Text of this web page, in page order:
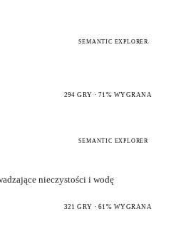
SEMANTIC EXPLORER
294 GRY · 71% WYGRANA
SEMANTIC EXPLORER
nieczystości i wodę
321 GRY · 61% WYGRANA